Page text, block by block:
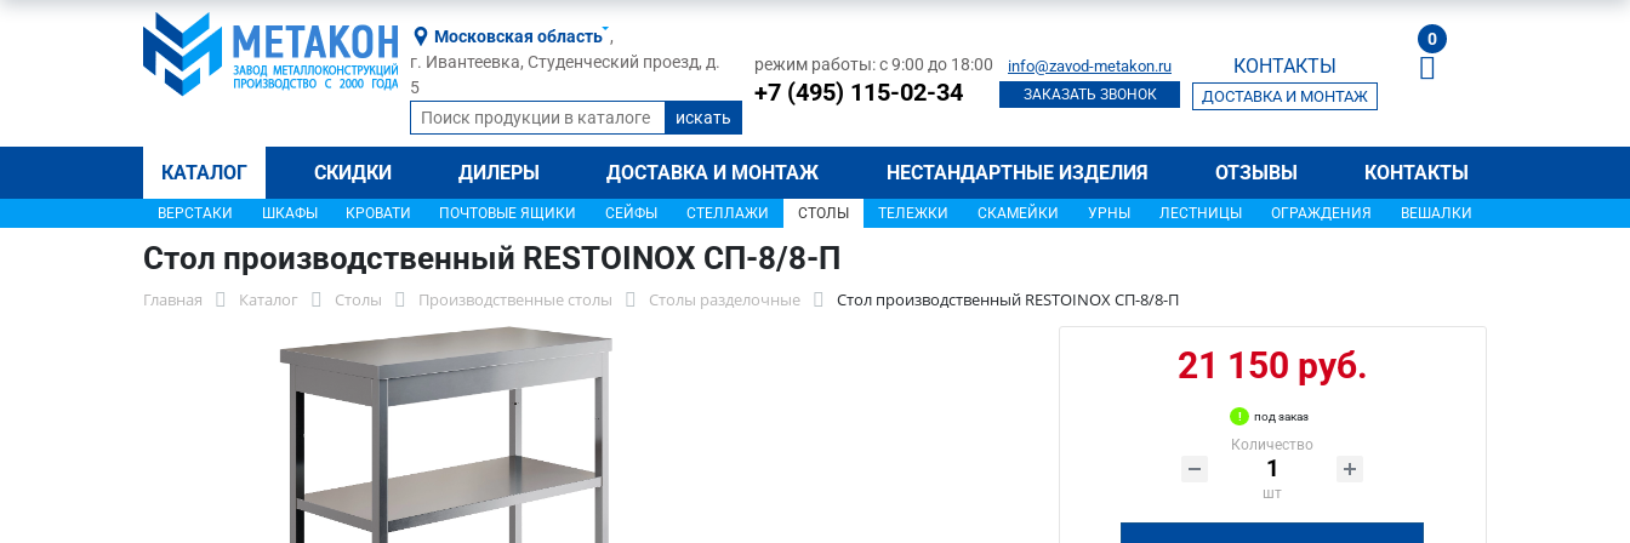
Московская область ,
г. Ивантеевка, Студенческий проезд, д.
5
режим работы: с 9:00 до 18:00
+7 (495) 115-02-34
info@zavod-metakon.ru
ЗАКАЗАТЬ ЗВОНОК
КОНТАКТЫ
ДОСТАВКА И МОНТАЖ
0
КАТАЛОГ СКИДКИ ДИЛЕРЫ ДОСТАВКА И МОНТАЖ НЕСТАНДАРТНЫЕ ИЗДЕЛИЯ ОТЗЫВЫ КОНТАКТЫ
ВЕРСТАКИ ШКАФЫ КРОВАТИ ПОЧТОВЫЕ ЯЩИКИ СЕЙФЫ СТЕЛЛАЖИ СТОЛЫ ТЕЛЕЖКИ СКАМЕЙКИ УРНЫ ЛЕСТНИЦЫ ОГРАЖДЕНИЯ ВЕШАЛКИ
Стол производственный RESTOINOX СП-8/8-П
Главная Каталог Столы Производственные столы Столы разделочные Стол производственный RESTOINOX СП-8/8-П
21 150 руб.
под заказ
Количество
шт